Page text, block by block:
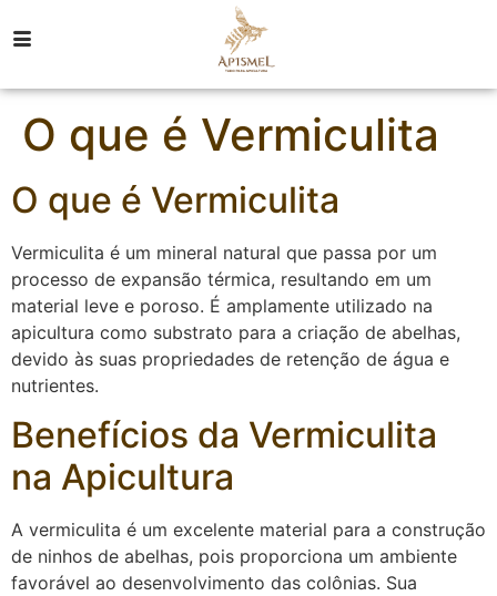
O que é Vermiculita
O que é Vermiculita
Vermiculita é um mineral natural que passa por um
processo de expansão térmica, resultando em um
material leve e poroso. É amplamente utilizado na
apicultura como substrato para a criação de abelhas,
devido às suas propriedades de retenção de água e
nutrientes.
Benefícios da Vermiculita
na Apicultura
A vermiculita é um excelente material para a construção
de ninhos de abelhas, pois proporciona um ambiente
favorável ao desenvolvimento das colônias. Sua